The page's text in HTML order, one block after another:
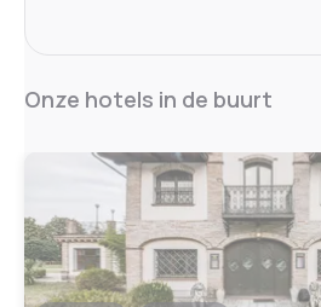
Onze hotels in de buurt